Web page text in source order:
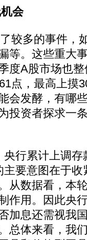
会
多的事件，
等。这些重大
度A股市场也
点，最高上摸
会发酵，有哪
投资者探求一
行累计上调存
要意图在于
从数据看，本
作用。因此央
加息还需视我
总体来看，我